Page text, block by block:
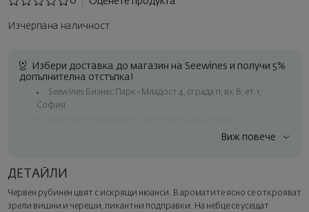
Изчерпана наличност
Избери доставка до магазин на Seewines и получи 5%
допълнителна отстъпка!
Seewines Бизнес Парк - Младост 4, сграда 11, вх.В, ет.1,
София
Seewines Пловдив - ул. "Княз Александър I", 45, Пловдив
Куриер на Seewines до адрес в рамките на град София
Изненадайте със стил
Виж повече
ДЕТАЙЛИ
Червен рубинен цвят с искрящи нюанси. В ароматите ясно се открояват
зрели вишни и череши, пикантни подправки. На небце се усещат